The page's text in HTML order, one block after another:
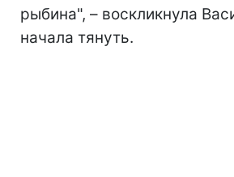
рыбина", – воскликнула
начала тянуть.